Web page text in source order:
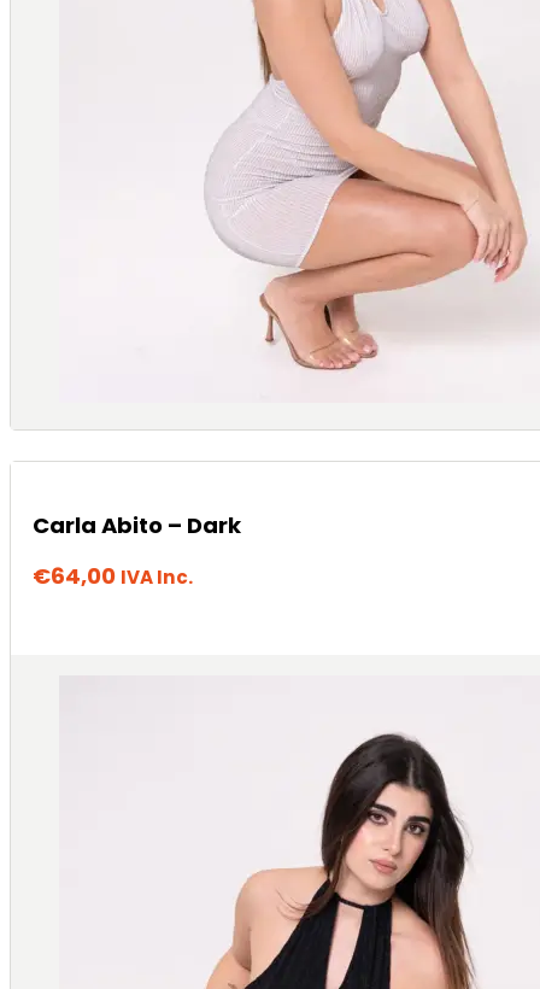
Carla Abito – Dark
€64,00 IVA Inc.